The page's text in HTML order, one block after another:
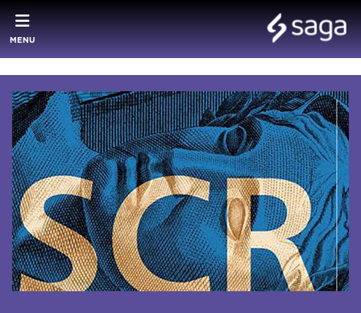
MENU